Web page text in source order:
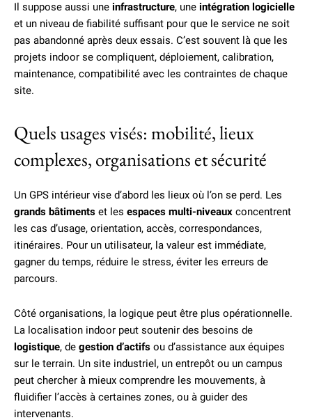
Il suppose aussi une infrastructure, une intégration logicielle
et un niveau de fiabilité suffisant pour que le service ne soit
pas abandonné après deux essais. C’est souvent là que les
projets indoor se compliquent, déploiement, calibration,
maintenance, compatibilité avec les contraintes de chaque
site.
Quels usages visés: mobilité, lieux
complexes, organisations et sécurité
Un GPS intérieur vise d’abord les lieux où l’on se perd. Les
grands bâtiments et les espaces multi-niveaux concentrent
les cas d’usage, orientation, accès, correspondances,
itinéraires. Pour un utilisateur, la valeur est immédiate,
gagner du temps, réduire le stress, éviter les erreurs de
parcours.
Côté organisations, la logique peut être plus opérationnelle.
La localisation indoor peut soutenir des besoins de
logistique, de gestion d’actifs ou d’assistance aux équipes
sur le terrain. Un site industriel, un entrepôt ou un campus
peut chercher à mieux comprendre les mouvements, à
fluidifier l’accès à certaines zones, ou à guider des
intervenants.